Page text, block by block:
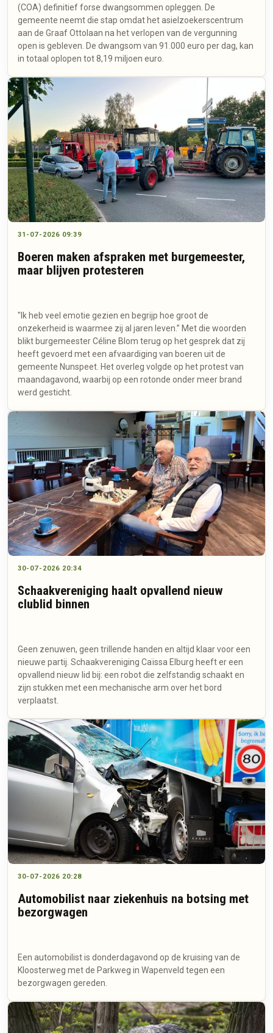
(COA) definitief forse dwangsommen opleggen. De
gemeente neemt die stap omdat het asielzoekerscentrum
aan de Graaf Ottolaan na het verlopen van de vergunning
open is gebleven. De dwangsom van 91.000 euro per dag, kan
in totaal oplopen tot 8,19 miljoen euro.
31-07-2026 09:39
Boeren maken afspraken met burgemeester,
maar blijven protesteren
"Ik heb veel emotie gezien en begrijp hoe groot de
onzekerheid is waarmee zij al jaren leven.” Met die woorden
blikt burgemeester Céline Blom terug op het gesprek dat zij
heeft gevoerd met een afvaardiging van boeren uit de
gemeente Nunspeet. Het overleg volgde op het protest van
maandagavond, waarbij op een rotonde onder meer brand
werd gesticht.
30-07-2026 20:34
Schaakvereniging haalt opvallend nieuw
clublid binnen
Geen zenuwen, geen trillende handen en altijd klaar voor een
nieuwe partij. Schaakvereniging Caïssa Elburg heeft er een
opvallend nieuw lid bij: een robot die zelfstandig schaakt en
zijn stukken met een mechanische arm over het bord
verplaatst.
30-07-2026 20:28
Automobilist naar ziekenhuis na botsing met
bezorgwagen
Een automobilist is donderdagavond op de kruising van de
Kloosterweg met de Parkweg in Wapenveld tegen een
bezorgwagen gereden.